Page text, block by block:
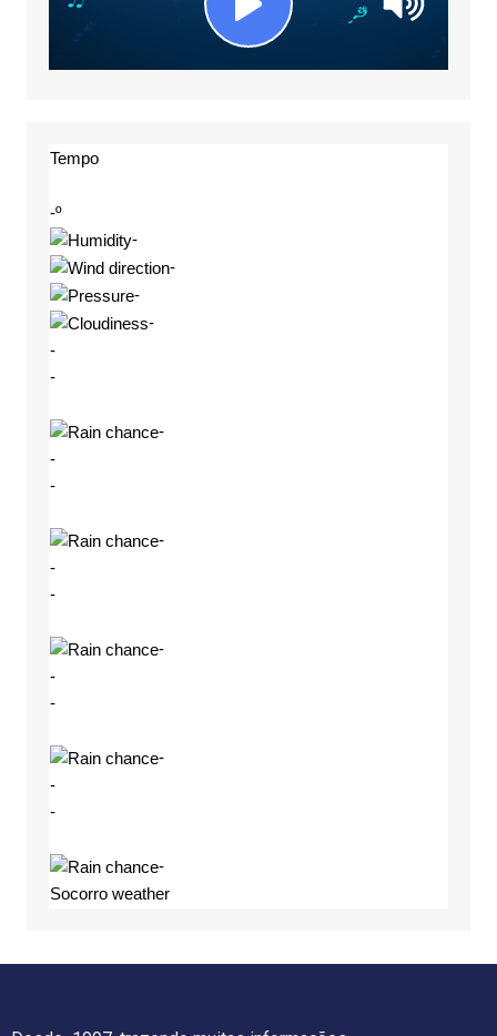
Tempo
-º
-
-
-
-
-
-
-
-
-
-
-
-
-
-
-
-
-
-
-
Socorro weather